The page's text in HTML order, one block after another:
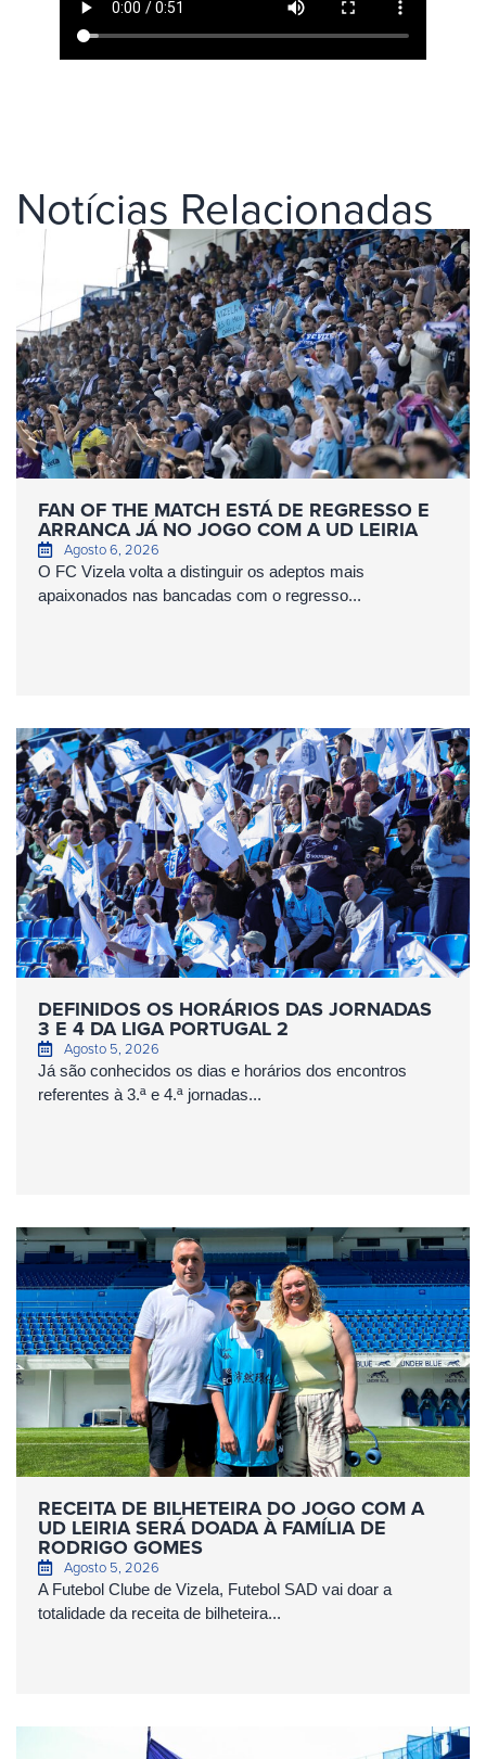
Notícias Relacionadas
FAN OF THE MATCH ESTÁ DE REGRESSO E
ARRANCA JÁ NO JOGO COM A UD LEIRIA
Agosto 6, 2026
O FC Vizela volta a distinguir os adeptos mais
apaixonados nas bancadas com o regresso...
DEFINIDOS OS HORÁRIOS DAS JORNADAS
3 E 4 DA LIGA PORTUGAL 2
Agosto 5, 2026
Já são conhecidos os dias e horários dos encontros
referentes à 3.ª e 4.ª jornadas...
RECEITA DE BILHETEIRA DO JOGO COM A
UD LEIRIA SERÁ DOADA À FAMÍLIA DE
RODRIGO GOMES
Agosto 5, 2026
A Futebol Clube de Vizela, Futebol SAD vai doar a
totalidade da receita de bilheteira...